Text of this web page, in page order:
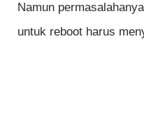
Namun
untuk reboot harus